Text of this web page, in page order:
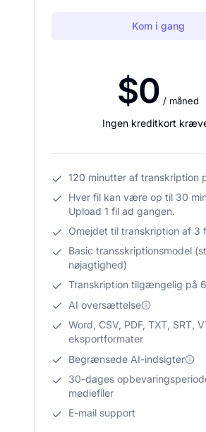
Kom i gang
$0 / måned
Ingen kreditkort
120 minutter af transkription
Hver fil kan være op til 30
Upload 1 fil ad gangen.
Omejdet til transkription af 3
Basic transskriptionsmodel
nøjagtighed)
Transkription tilgængelig på
AI oversættelse
Word, CSV, PDF, TXT, SRT,
eksportformater
Begrænsede AI-indsigter
30-dages
mediefiler
E-mail support